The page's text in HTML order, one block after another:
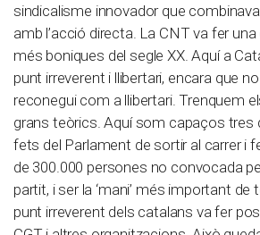
sindicalisme innovador que combinava
amb l’acció directa. La CNT va fer
més boniques del segle XX. Aquí a
punt irreverent i llibertari, encara que
reconegui com a llibertari. Trenquem
grans teòrics. Aquí som capaços tres
fets del Parlament de sortir al carrer i
de 300.000 persones no convocada
partit, i ser la ‘mani’ més important de
punt irreverent dels catalans va fer